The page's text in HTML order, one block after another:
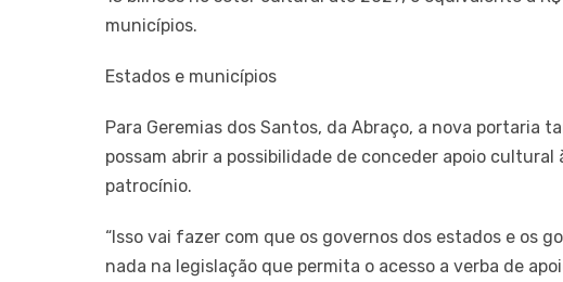
municípios.
Estados e municípios
Para Geremias dos Santos, da Abraço, a nova portaria
possam abrir a possibilidade de conceder apoio cultural
patrocínio.
“Isso vai fazer com que os governos dos estados e os
nada na legislação que permita o acesso a verba de